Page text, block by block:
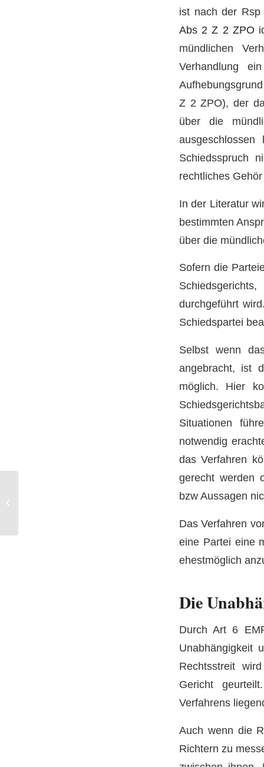
ist nach der
Abs 2 Z 2 ZPO
mündlichen
Verhandlung
Z 2 ZPO), der
über die
Schiedsspruch
rechtliches
In der Literatur
bestimmten
über die
Sofern die
durchgeführt
Schiedspartei
Selbst wenn
angebracht, ist
möglich. Hier
Situationen
notwendig
das Verfahren
gerecht werden
bzw Aussagen
Das Verfahren
eine Partei eine
ehestmöglich
Die
Durch Art 6
Unabhängigkeit
Rechtsstreit
Gericht
Verfahrens
Auch wenn die
Richtern zu